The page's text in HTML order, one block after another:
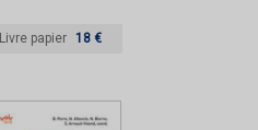
Livre papier 18 €